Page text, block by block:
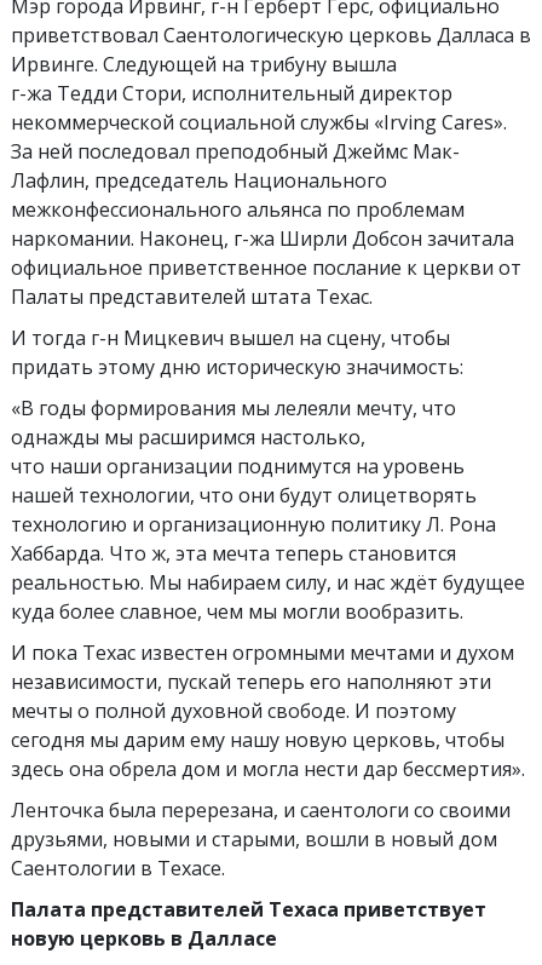
Мэр города Ирвинг, г-н Герберт Герс, официально
приветствовал Саентологическую церковь Далласа в
Ирвинге. Следующей на трибуну вышла
г-жа Тедди Стори, исполнительный директор
некоммерческой социальной службы «Irving Cares».
За ней последовал преподобный Джеймс Мак-
Лафлин, председатель Национального
межконфессионального альянса по проблемам
наркомании. Наконец, г-жа Ширли Добсон зачитала
официальное приветственное послание к церкви от
Палаты представителей штата Техас.
И тогда г-н Мицкевич вышел на сцену, чтобы
придать этому дню историческую значимость:
«В годы формирования мы лелеяли мечту, что
однажды мы расширимся настолько,
что наши организации поднимутся на уровень
нашей технологии, что они будут олицетворять
технологию и организационную политику Л. Рона
Хаббарда. Что ж, эта мечта теперь становится
реальностью. Мы набираем силу, и нас ждёт будущее
куда более славное, чем мы могли вообразить.
И пока Техас известен огромными мечтами и духом
независимости, пускай теперь его наполняют эти
мечты о полной духовной свободе. И поэтому
сегодня мы дарим ему нашу новую церковь, чтобы
здесь она обрела дом и могла нести дар бессмертия».
Ленточка была перерезана, и саентологи со своими
друзьями, новыми и старыми, вошли в новый дом
Саентологии в Техасе.
Палата представителей Техаса приветствует
новую церковь в Далласе